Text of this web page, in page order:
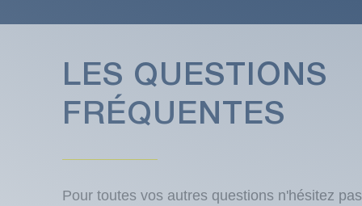
LES QUESTIONS
FRÉQUENTES
Pour toutes vos autres questions n'hésitez